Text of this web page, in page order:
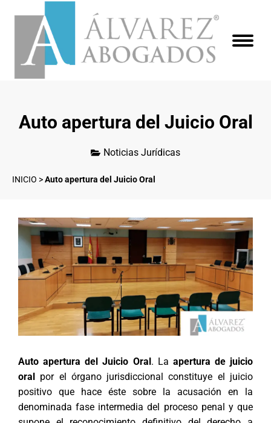
Auto apertura del Juicio Oral
Noticias Jurídicas
INICIO >Auto apertura del Juicio Oral
Auto apertura del Juicio Oral. La apertura de juicio
oral por el órgano jurisdiccional constituye el juicio
positivo que hace éste sobre la acusación en la
denominada fase intermedia del proceso penal y que